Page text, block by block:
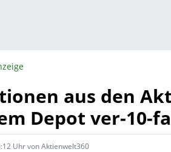
aus den
Depot ver-10-
Uhr von Aktienwelt360